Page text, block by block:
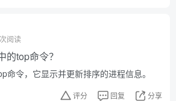
阅读
的top命令？
命令，它显示并更新排序的进程信息。
评分 回复 分享